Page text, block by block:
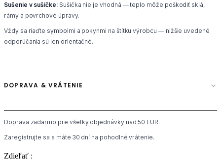
Sušenie v sušičke:Sušička nie je vhodná — teplo môže poškodiť sklá,
rámy a povrchové úpravy.
Vždy sa riaďte symbolmi a pokynmi na štítku výrobcu — nižšie uvedené
odporúčania sú len orientačné.
DOPRAVA & VRÁTENIE
Doprava zadarmo pre všetky objednávky nad 50 EUR.
Zaregistrujte sa a máte 30 dní na pohodlné vrátenie.
Zdieľať :